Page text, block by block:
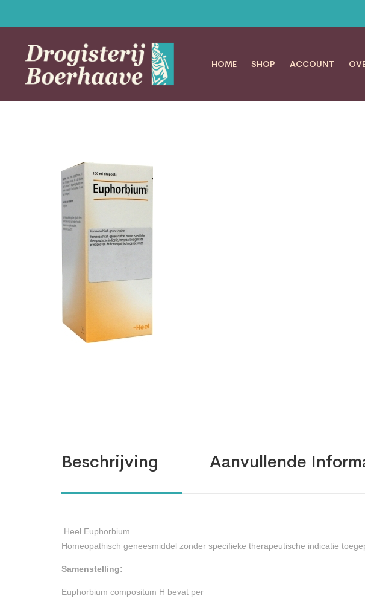
HOME SHOP ACCOUNT
Beschrijving Aanvullende
Heel Euphorbium
Homeopathisch geneesmiddel zonder specifieke therapeutische indicatie
Samenstelling:
Euphorbium compositum H bevat per